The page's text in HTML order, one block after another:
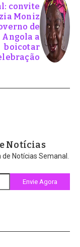
convite
Moniz
de
Angola a
boicotar
Notícias
Notícias Semanal.